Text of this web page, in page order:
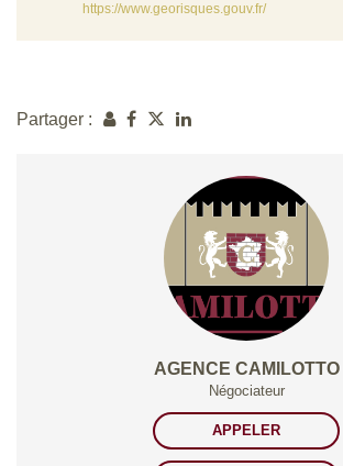
https://www.georisques.gouv.fr/
Partager :
AGENCE CAMILOTTO
Négociateur
APPELER